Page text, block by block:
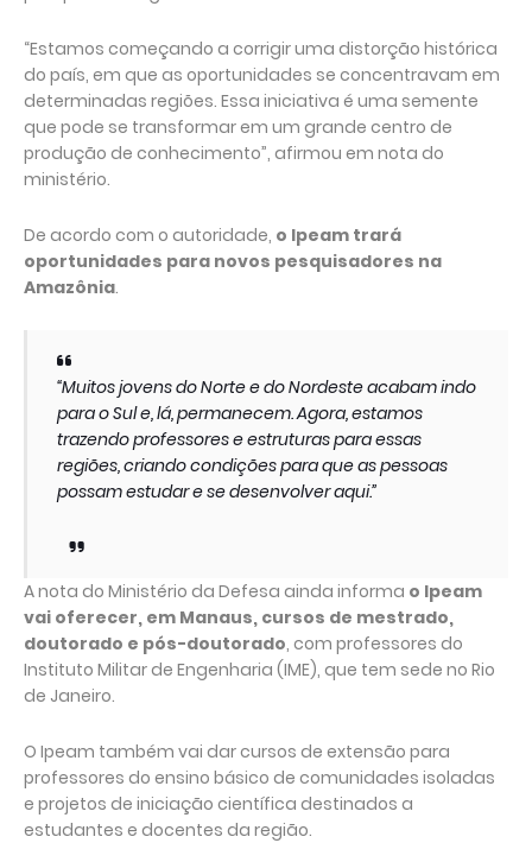
“Estamos começando a corrigir uma distorção histórica
do país, em que as oportunidades se concentravam em
determinadas regiões. Essa iniciativa é uma semente
que pode se transformar em um grande centro de
produção de conhecimento”, afirmou em nota do
ministério.
De acordo com o autoridade, o Ipeam trará
oportunidades para novos pesquisadores na
Amazônia.
“Muitos jovens do Norte e do Nordeste acabam indo
para o Sul e, lá, permanecem. Agora, estamos
trazendo professores e estruturas para essas
regiões, criando condições para que as pessoas
possam estudar e se desenvolver aqui.”
A nota do Ministério da Defesa ainda informa o Ipeam
vai oferecer, em Manaus, cursos de mestrado,
doutorado e pós-doutorado, com professores do
Instituto Militar de Engenharia (IME), que tem sede no Rio
de Janeiro.
O Ipeam também vai dar cursos de extensão para
professores do ensino básico de comunidades isoladas
e projetos de iniciação científica destinados a
estudantes e docentes da região.